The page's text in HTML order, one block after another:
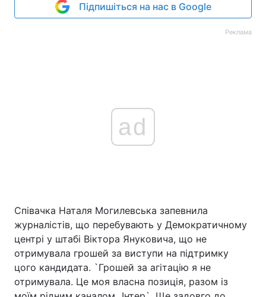
Підпишіться на нас в Google
Реклама
ad
Співачка Наталя Могилевська запевнила
журналістів, що перебувають у Демократичному
центрі у штабі Віктора Януковича, що не
отримувала грошей за виступи на підтримку
цого кандидата. `Грошей за агітацію я не
отримувала. Це моя власна позиція, разом із